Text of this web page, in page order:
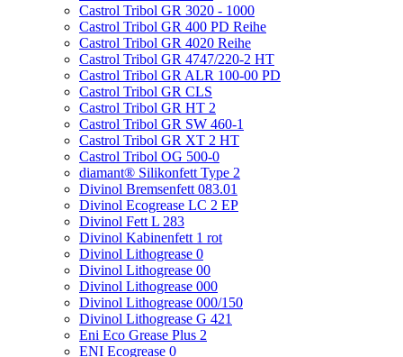
Castrol Tribol GR 3020 - 1000
Castrol Tribol GR 400 PD Reihe
Castrol Tribol GR 4020 Reihe
Castrol Tribol GR 4747/220-2 HT
Castrol Tribol GR ALR 100-00 PD
Castrol Tribol GR CLS
Castrol Tribol GR HT 2
Castrol Tribol GR SW 460-1
Castrol Tribol GR XT 2 HT
Castrol Tribol OG 500-0
diamant® Silikonfett Type 2
Divinol Bremsenfett 083.01
Divinol Ecogrease LC 2 EP
Divinol Fett L 283
Divinol Kabinenfett 1 rot
Divinol Lithogrease 0
Divinol Lithogrease 00
Divinol Lithogrease 000
Divinol Lithogrease 000/150
Divinol Lithogrease G 421
Eni Eco Grease Plus 2
ENI Ecogrease 0